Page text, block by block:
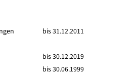
bis 31.12.2011
bis 30.12.2019
bis 30.06.1999